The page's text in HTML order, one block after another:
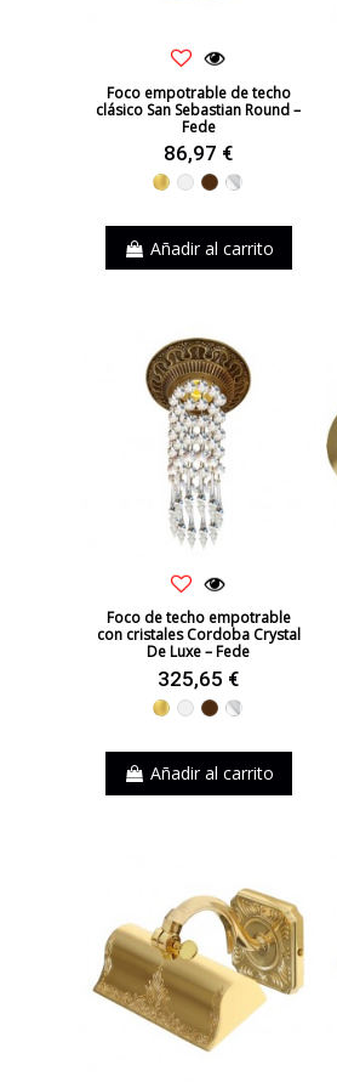
Foco empotrable de techo
clásico San Sebastian Round –
Fede
86,97 €
Dorado
Blanco
MarrónCromo
Añadir al carrito
Foco de techo empotrable
con cristales Cordoba Crystal
De Luxe – Fede
325,65 €
Dorado
Blanco
MarrónCromo
Añadir al carrito